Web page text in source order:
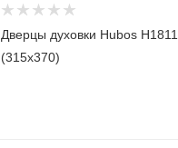
Дверцы духовки Hubos Н1811
(315х370)